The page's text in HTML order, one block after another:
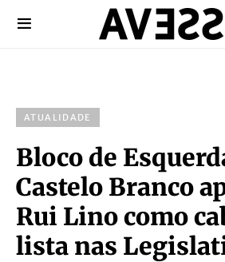
ATUALIDADE
Bloco de
Castelo Branco
Rui Lino como
lista nas